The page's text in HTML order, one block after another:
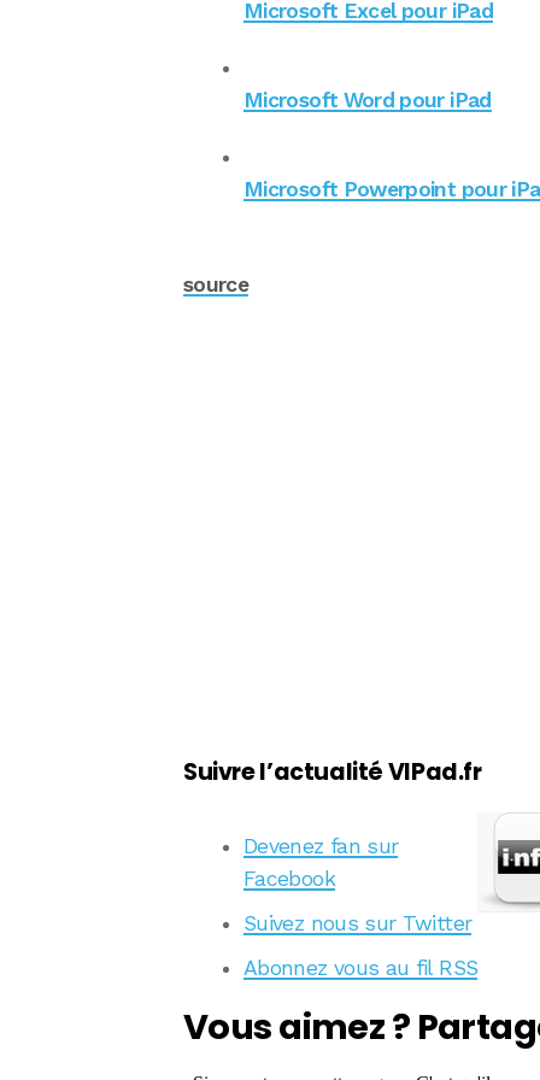
Microsoft Excel pour iPad
Microsoft Word pour iPad
Microsoft Powerpoint pour
source
Suivre l’actualité VIPad.fr
Devenez fan sur
Facebook
Suivez nous sur Twitter
Abonnez vous au fil RSS
Vous aimez ?